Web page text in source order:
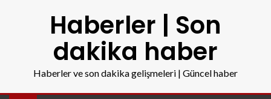
Haberler | Son
dakika haber
Haberler ve son dakika gelişmeleri | Güncel haber